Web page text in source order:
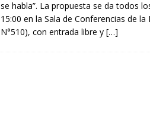
se habla”. La propuesta se da todos
15:00 en la Sala de Conferencias de la
N°510), con entrada libre y […]